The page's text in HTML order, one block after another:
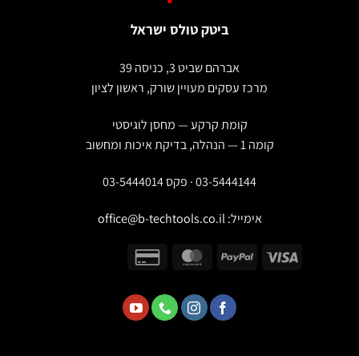
ביטק טולס ישראל
אברהם שביט 3, כניסה 39
מרכז עסקים מעויין שורק, ראשון לציון
קומת קרקע — מחסן לוגיסטי
03-5444144 · פקס 03-5444014
אימייל:office@b-techtools.co.il